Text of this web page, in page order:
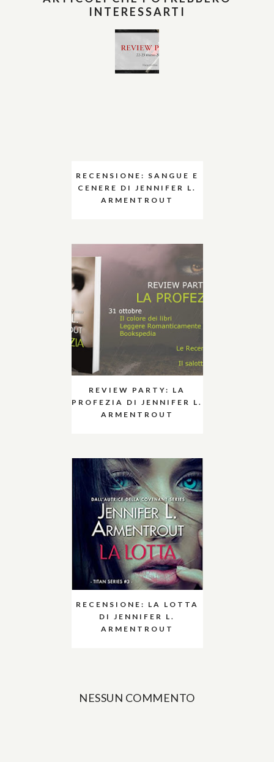
INTERESSARTI
RECENSIONE: SANGUE E
CENERE DI JENNIFER L.
ARMENTROUT
REVIEW PARTY: LA
PROFEZIA DI JENNIFER L.
ARMENTROUT
RECENSIONE: LA LOTTA
DI JENNIFER L.
ARMENTROUT
NESSUN COMMENTO